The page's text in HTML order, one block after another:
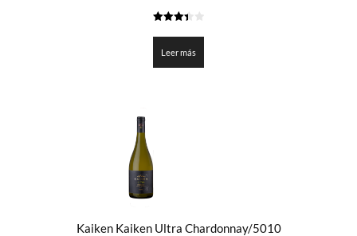
de 5
Leer más
Kaiken Kaiken Ultra Chardonnay/5010